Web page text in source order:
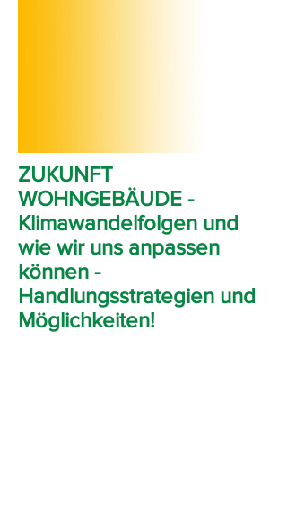
ZUKUNFT
WOHNGEBÄUDE -
Klimawandelfolgen und
wie wir uns anpassen
können -
Handlungsstrategien und
Möglichkeiten!